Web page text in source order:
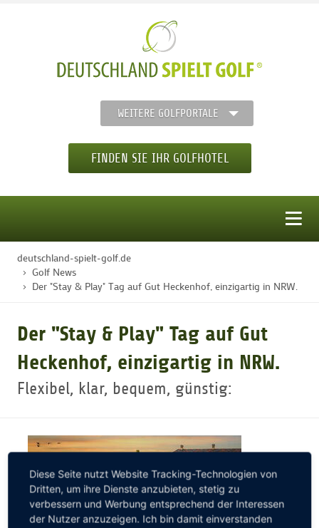
WEITERE GOLFPORTALE
FINDEN SIE IHR GOLFHOTEL
STARTSEITE
GOLFARRANGEMENTS
GOLF & WOMO
MALLORCA GOLFWOCHE
deutschland-spielt-golf.de
Golf News
Der "Stay & Play" Tag auf Gut Heckenhof, einzigartig in NRW.
Der "Stay & Play" Tag auf Gut
Heckenhof, einzigartig in NRW.
Flexibel, klar, bequem, günstig:
Diese Seite nutzt Website Tracking-Technologien von
Dritten, um ihre Dienste anzubieten, stetig zu
verbessern und Werbung entsprechend der Interessen
der Nutzer anzuzeigen. Ich bin damit einverstanden